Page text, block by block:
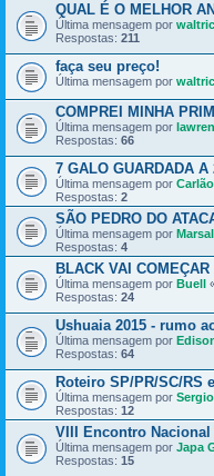
QUAL É O MELHOR
Última mensagem por
Respostas: 211
faça seu preço!
Última mensagem por
COMPREI MINHA
Última mensagem por
Respostas: 66
7 GALO GUARDADA A
Última mensagem por Carlão
Respostas: 2
SÃO PEDRO DO
Última mensagem por Marsal
Respostas: 4
BLACK VAI
Última mensagem por Buell
Respostas: 24
Ushuaia 2015 - rumo
Última mensagem por
Respostas: 64
Roteiro SP/PR/SC/RS
Última mensagem por
Respostas: 12
VIII Encontro
Última mensagem por Japa
Respostas: 15